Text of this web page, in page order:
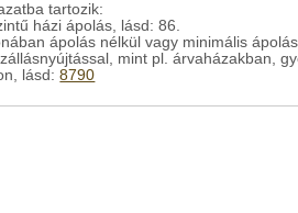
tartozik:
házi ápolás, lásd: 86.
ápolás nélkül vagy minimális
mint pl. árvaházakban,
lásd:8790